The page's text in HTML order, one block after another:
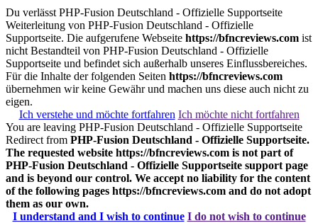
Du verlässt PHP-Fusion Deutschland - Offizielle Supportseite
Weiterleitung von PHP-Fusion Deutschland - Offizielle
Supportseite. Die aufgerufene Webseite https://bfncreviews.com ist
nicht Bestandteil von PHP-Fusion Deutschland - Offizielle
Supportseite und befindet sich außerhalb unseres Einflussbereiches.
Für die Inhalte der folgenden Seiten https://bfncreviews.com
übernehmen wir keine Gewähr und machen uns diese auch nicht zu
eigen.
Ich verstehe und möchte fortfahren Ich möchte nicht fortfahren
You are leaving PHP-Fusion Deutschland - Offizielle Supportseite
Redirect from PHP-Fusion Deutschland - Offizielle Supportseite.
The requested website https://bfncreviews.com is not part of
PHP-Fusion Deutschland - Offizielle Supportseite support page
and is beyond our control. We accept no liability for the content
of the following pages https://bfncreviews.com and do not adopt
them as our own.
I understand and I wish to continue I do not wish to continue